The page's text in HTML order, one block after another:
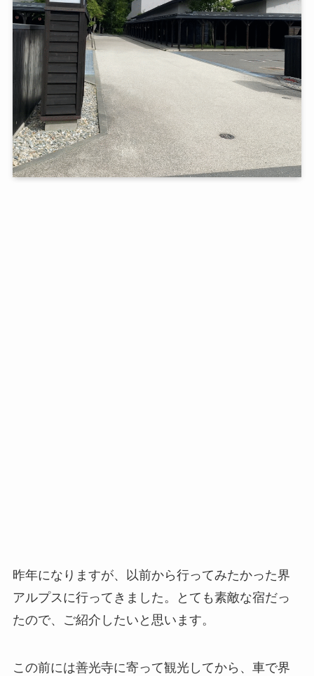
昨年になりますが、以前から行ってみたかった界
アルプスに行ってきました。とても素敵な宿だっ
たので、ご紹介したいと思います。
この前には善光寺に寄って観光してから、車で界